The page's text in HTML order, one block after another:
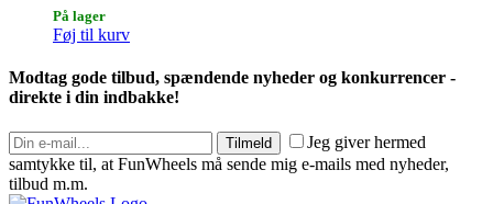
På lager
Føj til kurv
Modtag gode tilbud, spændende nyheder og konkurrencer -
direkte i din indbakke!
Tilmeld
Jeg giver hermed
samtykke til, at FunWheels må sende mig e-mails med nyheder,
tilbud m.m.